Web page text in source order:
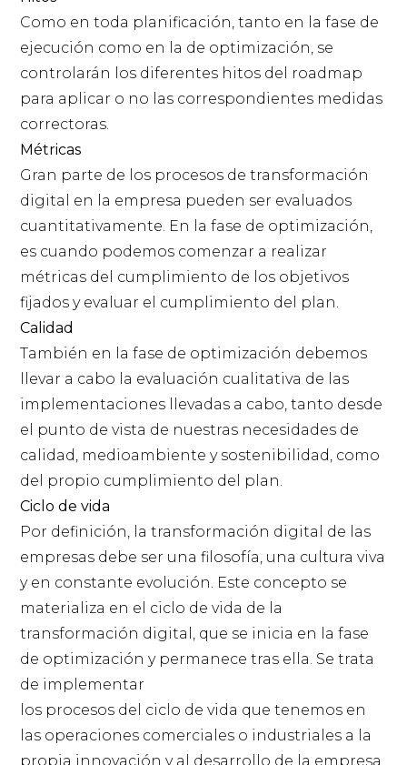
Como en toda planificación, tanto en la fase de
ejecución como en la de optimización, se
controlarán los diferentes hitos del roadmap
para aplicar o no las correspondientes medidas
correctoras.
Métricas
Gran parte de los procesos de transformación
digital en la empresa pueden ser evaluados
cuantitativamente. En la fase de optimización,
es cuando podemos comenzar a realizar
métricas del cumplimiento de los objetivos
fijados y evaluar el cumplimiento del plan.
Calidad
También en la fase de optimización debemos
llevar a cabo la evaluación cualitativa de las
implementaciones llevadas a cabo, tanto desde
el punto de vista de nuestras necesidades de
calidad, medioambiente y sostenibilidad, como
del propio cumplimiento del plan.
Ciclo de vida
Por definición, la transformación digital de las
empresas debe ser una filosofía, una cultura viva
y en constante evolución. Este concepto se
materializa en el ciclo de vida de la
transformación digital, que se inicia en la fase
de optimización y permanece tras ella. Se trata
de implementar
los procesos del ciclo de vida que tenemos en
las operaciones comerciales o industriales a la
propia innovación y al desarrollo de la empresa.